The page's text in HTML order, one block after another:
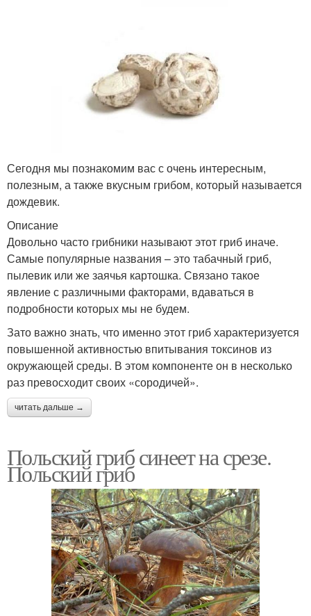
Сегодня мы познакомим вас с очень интересным,
полезным, а также вкусным грибом, который называется
дождевик.
Описание
Довольно часто грибники называют этот гриб иначе.
Самые популярные названия – это табачный гриб,
пылевик или же заячья картошка. Связано такое
явление с различными факторами, вдаваться в
подробности которых мы не будем.
Зато важно знать, что именно этот гриб характеризуется
повышенной активностью впитывания токсинов из
окружающей среды. В этом компоненте он в несколько
раз превосходит своих «сородичей».
читать дальше →
Польский гриб синеет на срезе.
Польский гриб